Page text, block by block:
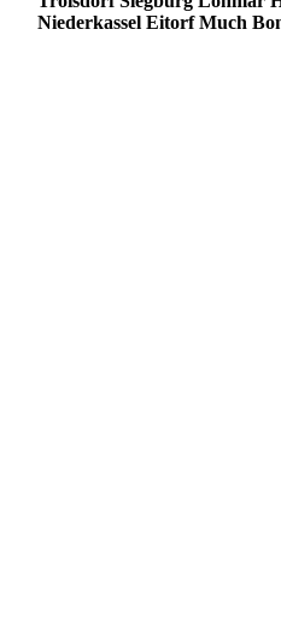
Niederkassel Eitorf Much